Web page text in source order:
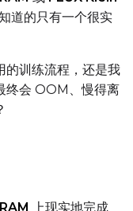
Options
Type
道的只有一个很实
的训练流程，还是我
终会 OOM、慢得离
上现实地完成